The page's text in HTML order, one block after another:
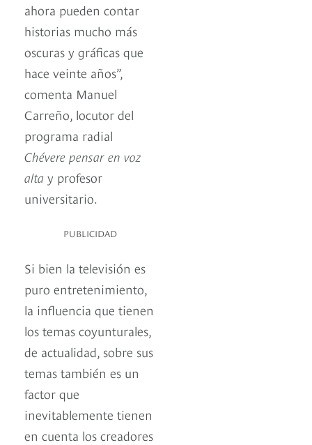
ahora pueden contar
historias mucho más
oscuras y gráficas que
hace veinte años”,
comenta Manuel
Carreño, locutor del
programa radial
Chévere pensar en voz
alta y profesor
universitario.
PUBLICIDAD
Si bien la televisión es
puro entretenimiento,
la influencia que tienen
los temas coyunturales,
de actualidad, sobre sus
temas también es un
factor que
inevitablemente tienen
en cuenta los creadores